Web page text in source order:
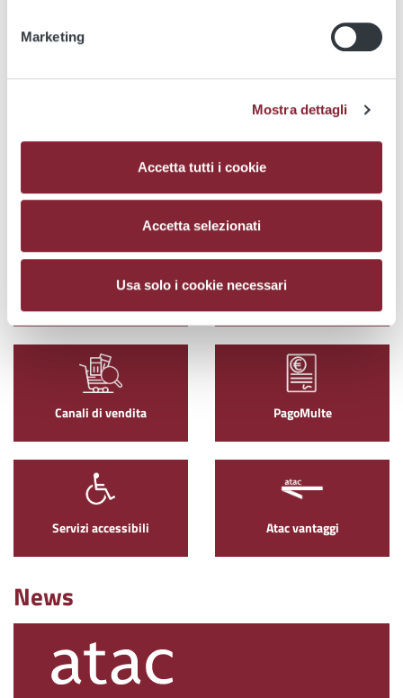
Marketing
Mostra dettagli
Accetta tutti i cookie
Accetta selezionati
Usa solo i cookie necessari
***FATE ATTENZIONE ALLE TRUFFE ONLINE
CHE USANO, ILLEGALMENTE, IL NOME DI
Utility
Atac Sosta Mappe
Canali di vendita PagoMulte
Servizi accessibili Atac vantaggi
News